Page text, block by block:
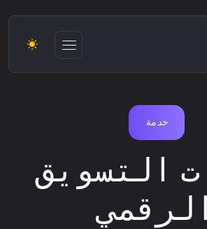
خدمة
التسويق
الرقمي